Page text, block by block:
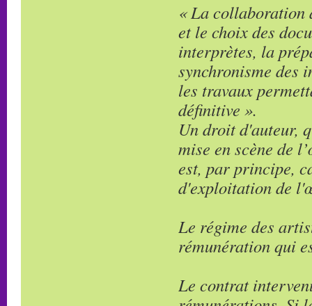
« La collaboration
et le choix des
interprètes, la
synchronisme des
les travaux
définitive ».
Un droit d'auteur,
mise en scène de
est, par principe,
d'exploitation de
Le régime des
rémunération qui
Le contrat